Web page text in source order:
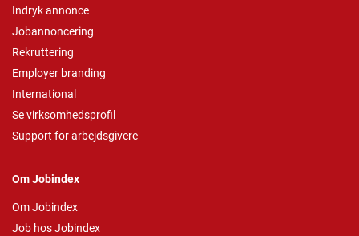
Indryk annonce
Jobannoncering
Rekruttering
Employer branding
International
Se virksomhedsprofil
Support for arbejdsgivere
Om Jobindex
Om Jobindex
Job hos Jobindex